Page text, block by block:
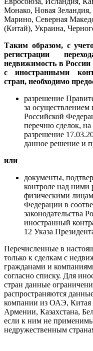
Монако, Новая
Марино, Северная
(Китай), Украина,
Таким образом, с
регистрации
недвижимость в России
с иностранными
стран, необходимо
разрешение
за
Российской
перечню сделок,
разрешение
данное решение и
или
документы,
контроле над
физическими
Федерации в
законодательства
иностранный
12 Указа
Перечисленные в
только к сделкам с
гражданами и
согласно списку. Для
стран данные
распространяются
компании из ОАЭ, Китая
Армении, Казахстана,
если к ним не
недружественным